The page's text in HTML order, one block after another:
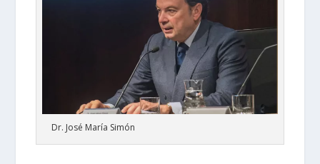
Dr. José María Simón